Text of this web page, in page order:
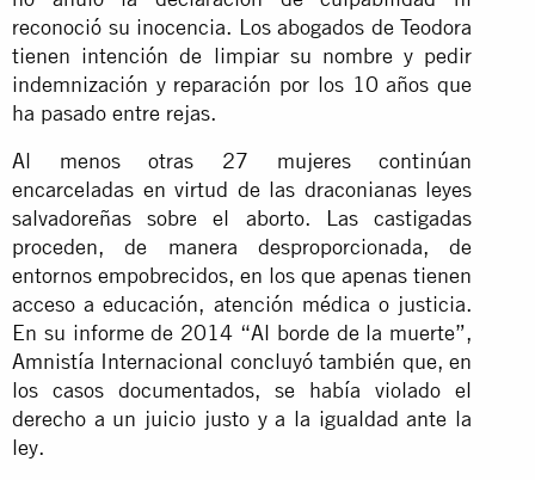
reconoció su inocencia. Los abogados de Teodora
tienen intención de limpiar su nombre y pedir
indemnización y reparación por los 10 años que
ha pasado entre rejas.
Al menos otras 27 mujeres continúan
encarceladas en virtud de las draconianas leyes
salvadoreñas sobre el aborto. Las castigadas
proceden, de manera desproporcionada, de
entornos empobrecidos, en los que apenas tienen
acceso a educación, atención médica o justicia.
En su informe de 2014 “Al borde de la muerte”,
Amnistía Internacional concluyó también que, en
los casos documentados, se había violado el
derecho a un juicio justo y a la igualdad ante la
ley.